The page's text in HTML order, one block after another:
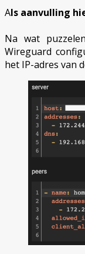
Als aanvulling
Na wat
Wireguard
het IP-adres van